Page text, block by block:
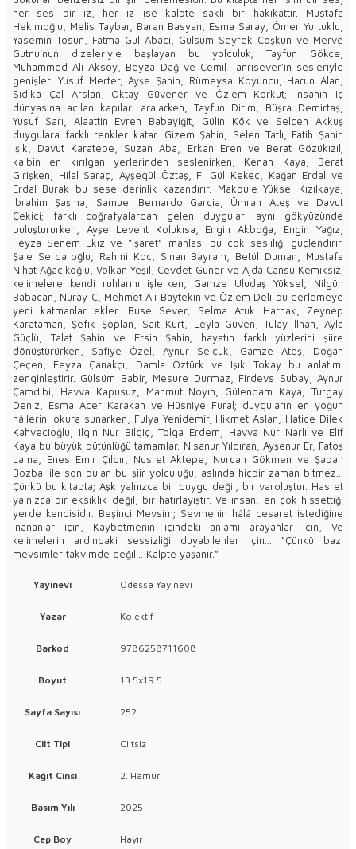
her ses bir iz, her iz ise kalpte saklı bir hakikattir. Mustafa
Hekimoğlu, Melis Taybar, Baran Basyan, Esma Saray, Ömer Yurtuklu,
Yasemin Tosun, Fatma Gül Abacı, Gülsüm Seyrek Coşkun ve Merve
Gutnu’nun dizeleriyle başlayan bu yolculuk; Tayfun Gökçe,
Muhammed Ali Aksoy, Beyza Dağ ve Cemil Tanrısever’in sesleriyle
genişler. Yusuf Merter, Ayşe Şahin, Rümeysa Koyuncu, Harun Alan,
Sıdıka Çal Arslan, Oktay Güvener ve Özlem Korkut; insanın iç
dünyasına açılan kapıları aralarken, Tayfun Dirim, Büşra Demirtaş,
Yusuf Sarı, Alaattin Evren Babayiğit, Gülin Kök ve Selcen Akkuş
duygulara farklı renkler katar. Gizem Şahin, Selen Tatlı, Fatih Şahin
Işık, Davut Karatepe, Suzan Aba, Erkan Eren ve Berat Gözükızıl;
kalbin en kırılgan yerlerinden seslenirken, Kenan Kaya, Berat
Girişken, Hilal Saraç, Ayşegül Öztaş, F. Gül Kekeç, Kağan Erdal ve
Erdal Burak bu sese derinlik kazandırır. Makbule Yüksel Kızılkaya,
İbrahim Şaşma, Samuel Bernardo Garcia, Ümran Ateş ve Davut
Çekici; farklı coğrafyalardan gelen duyguları aynı gökyüzünde
buluştururken, Ayşe Levent Kolukısa, Engin Akboğa, Engin Yağız,
Feyza Senem Ekiz ve “İşaret” mahlası bu çok sesliliği güçlendirir.
Şale Serdaroğlu, Rahmi Koç, Sinan Bayram, Betül Duman, Mustafa
Nihat Ağacıkoğlu, Volkan Yeşil, Cevdet Güner ve Ajda Cansu Kemiksiz;
kelimelere kendi ruhlarını işlerken, Gamze Uludaş Yüksel, Nilgün
Babacan, Nuray Ç, Mehmet Ali Baytekin ve Özlem Deli bu derlemeye
yeni katmanlar ekler. Buse Sever, Selma Atuk Harnak, Zeynep
Karataman, Şefik Şoplan, Sait Kurt, Leyla Güven, Tülay İlhan, Ayla
Güçlü, Talat Şahin ve Ersin Şahin; hayatın farklı yüzlerini şiire
dönüştürürken, Safiye Özel, Aynur Selçuk, Gamze Ateş, Doğan
Çeçen, Feyza Çanakçı, Damla Öztürk ve Işık Tokay bu anlatımı
zenginleştirir. Gülsüm Babir, Mesure Durmaz, Firdevs Subay, Aynur
Çamdibi, Havva Kapusuz, Mahmut Noyın, Gülendam Kaya, Turgay
Deniz, Esma Acer Karakan ve Hüsniye Fural; duyguların en yoğun
hâllerini okura sunarken, Fulya Yenidemir, Hikmet Aslan, Hatice Dilek
Kahvecioğlu, Ilgın Nur Bilgiç, Tolga Erdem, Havva Nur Narlı ve Elif
Kaya bu büyük bütünlüğü tamamlar. Nisanur Yıldıran, Ayşenur Er, Fatoş
Lama, Enes Emir Çıldır, Nusret Aktepe, Nurcan Gökmen ve Şaban
Bozbal ile son bulan bu şiir yolculuğu, aslında hiçbir zaman bitmez…
Çünkü bu kitapta; Aşk yalnızca bir duygu değil, bir varoluştur. Hasret
yalnızca bir eksiklik değil, bir hatırlayıştır. Ve insan, en çok hissettiği
yerde kendisidir. Beşinci Mevsim; Sevmenin hâlâ cesaret istediğine
inananlar için, Kaybetmenin içindeki anlamı arayanlar için, Ve
kelimelerin ardındaki sessizliği duyabilenler için… “Çünkü bazı
mevsimler takvimde değil… Kalpte yaşanır.”
Yayınevi : Odessa Yayınevi
Yazar : Kolektif
Barkod : 9786258711608
Boyut : 13.5x19.5
Sayfa Sayısı : 252
Cilt Tipi : Ciltsiz
Kağıt Cinsi : 2. Hamur
Basım Yılı : 2025
Cep Boy : Hayır